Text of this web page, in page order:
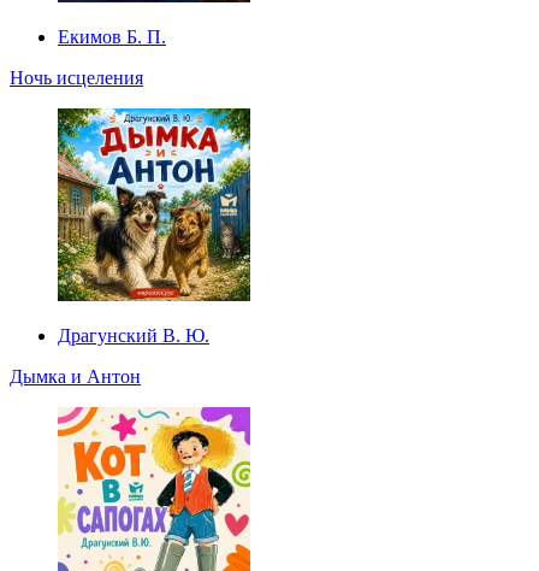
Екимов Б. П.
Ночь исцеления
Драгунский В. Ю.
Дымка и Антон